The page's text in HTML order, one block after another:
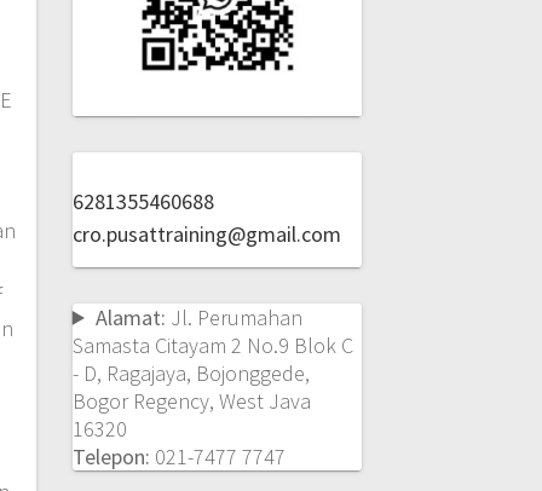
6281355460688
cro.pusattraining@gmail.com
Alamat: Jl. Perumahan
Samasta Citayam 2 No.9 Blok C
- D, Ragajaya, Bojonggede,
Bogor Regency, West Java
16320
Telepon: 021-7477 7747